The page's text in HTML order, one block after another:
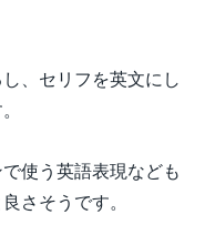
、セリフを英文にし
使う英語表現なども
さそうです。